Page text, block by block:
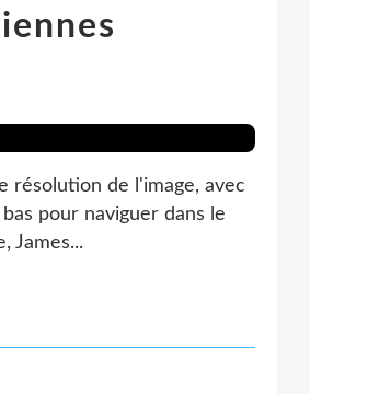
résolution de l'image, avec
pour naviguer dans le
James...